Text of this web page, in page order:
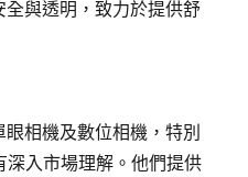
與透明，致力於提供舒
相機及數位相機，特別
入市場理解。他們提供